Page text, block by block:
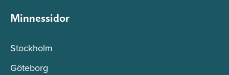
Minnessidor
Stockholm
Göteborg